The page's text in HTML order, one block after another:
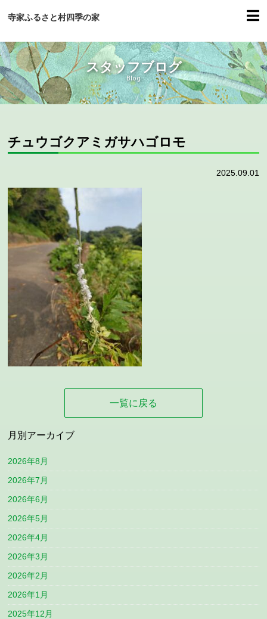
寺家ふるさと村四季の家
スタッフブログ
Blog
チュウゴクアミガサハゴロモ
2025.09.01
一覧に戻る
月別アーカイブ
2026年8月
2026年7月
2026年6月
2026年5月
2026年4月
2026年3月
2026年2月
2026年1月
2025年12月